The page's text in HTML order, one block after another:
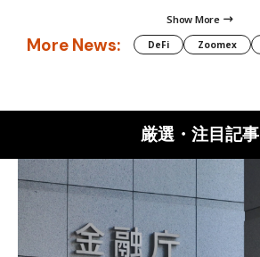
Show More
More News: DeFi Zoomex
厳選・注目記事